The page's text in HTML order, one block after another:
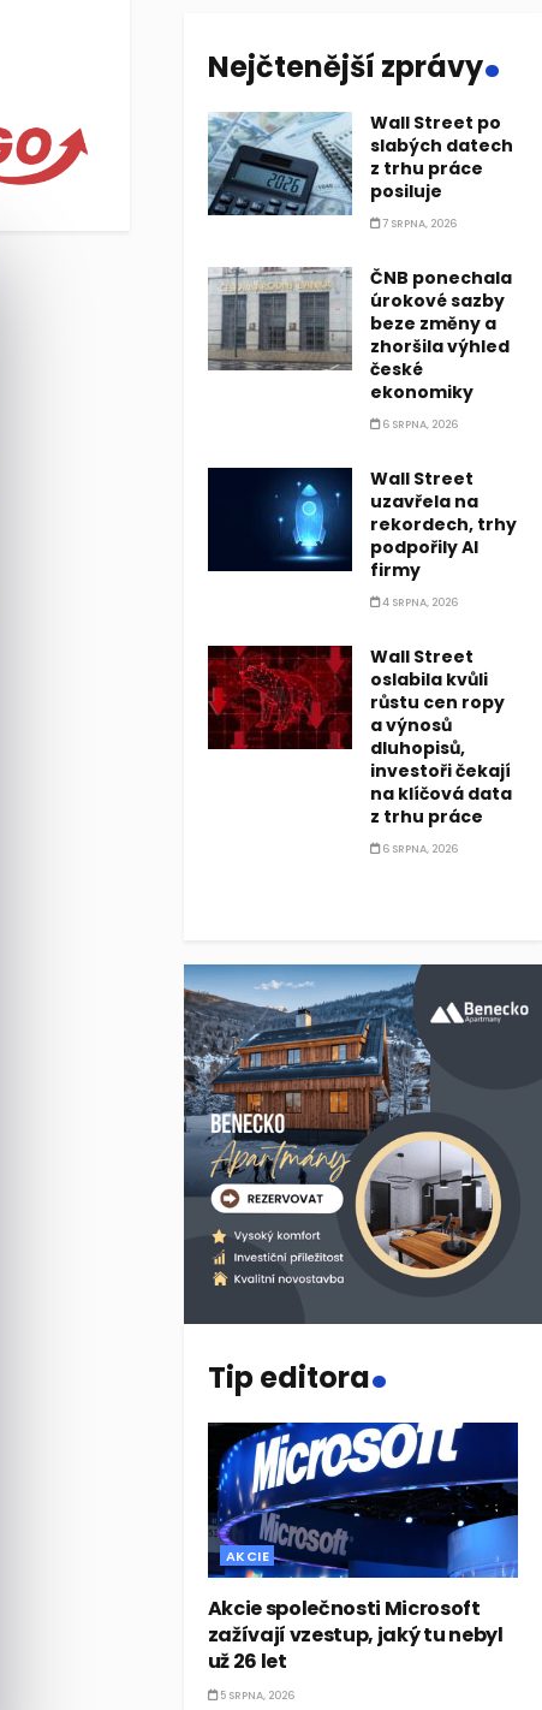
udržet v zemi větší podíl přidané hodnoty ze
udržet v zemi větší podíl přidané hodnoty ze
Nejčtenější zprávy.
Wall Street po
slabých datech
z trhu práce
posiluje
7 SRPNA, 2026
ČNB ponechala
úrokové sazby
beze změny a
zhoršila výhled
české
ekonomiky
6 SRPNA, 2026
Wall Street
uzavřela na
rekordech, trhy
podpořily AI
firmy
4 SRPNA, 2026
Wall Street
oslabila kvůli
růstu cen ropy
a výnosů
dluhopisů,
investoři čekají
na klíčová data
z trhu práce
6 SRPNA, 2026
Tip editora.
AKCIE
Akcie společnosti Microsoft
zažívají vzestup, jaký tu nebyl
už 26 let
5 SRPNA, 2026